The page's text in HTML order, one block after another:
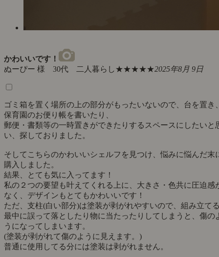
かわいいです！
ぬーぴー 様 30代 二人暮らし★★★★★2025年8月 9日
ゴミ箱を置く場所の上の部分がもったいないので、台を置き
保育園のお便り帳を書いたり、
郵便・書類等の一時置きができたりするスペースにしたいと
い、探しておりました。
そしてこちらのかわいいシェルフを見つけ、悩みに悩んだ末
購入しました。
結果、とても気に入ってます！
私の２つの要望も叶えてくれる上に、大きさ・色共に圧迫感
なく、デザインもとてもかわいいです！
ただ、支柱(白い部分)は塗装が剥がれやすいので、組み立て
最中に誤って落としたり物に当たったりしてしまうと、傷の
うになってしまいます。
(塗装が剥がれて傷のように見えます。)
普通に使用してる分には塗装は剥がれません。